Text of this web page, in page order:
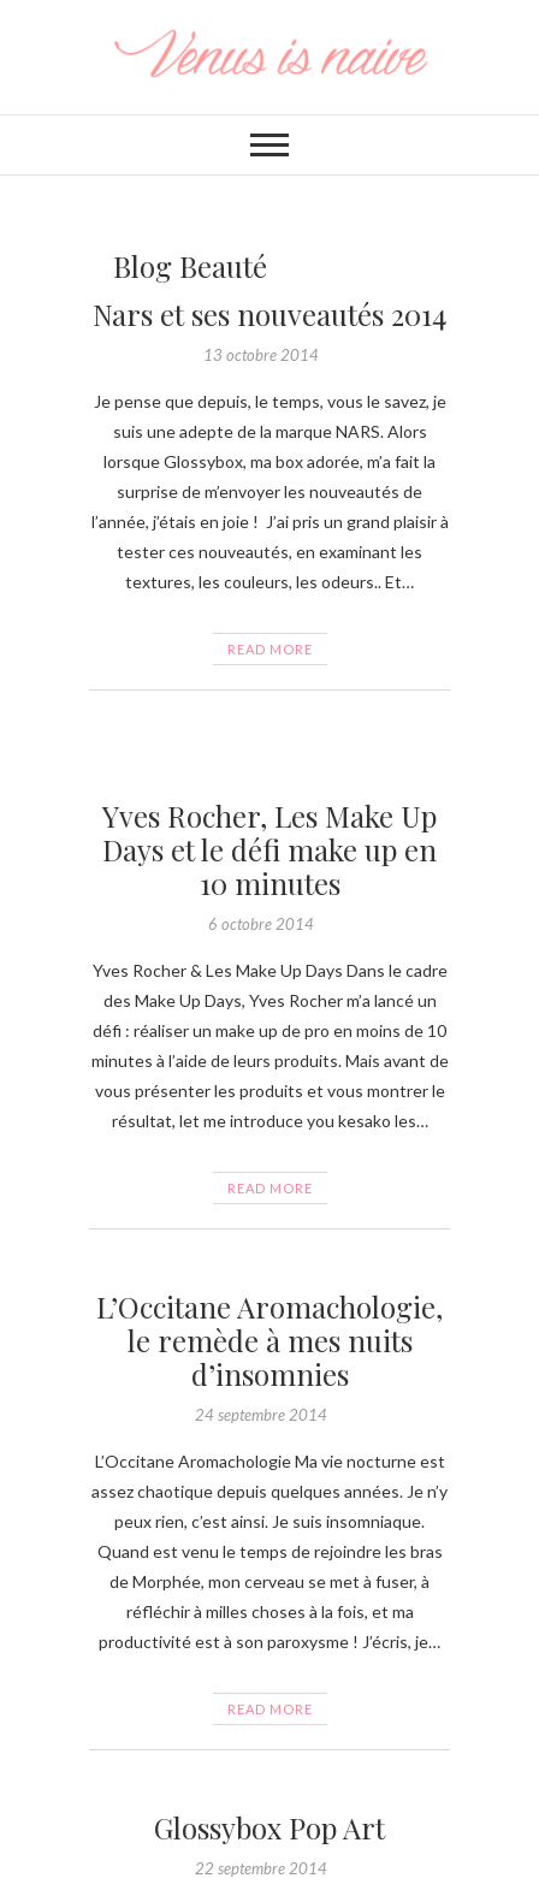
Blog Beauté
Nars et ses nouveautés 2014
13 octobre 2014
Je pense que depuis, le temps, vous le savez, je
suis une adepte de la marque NARS. Alors
lorsque Glossybox, ma box adorée, m’a fait la
surprise de m’envoyer les nouveautés de
l’année, j’étais en joie ! J’ai pris un grand plaisir à
tester ces nouveautés, en examinant les
textures, les couleurs, les odeurs.. Et…
READ MORE
Yves Rocher, Les Make Up
Days et le défi make up en
10 minutes
6 octobre 2014
Yves Rocher & Les Make Up Days Dans le cadre
des Make Up Days, Yves Rocher m’a lancé un
défi : réaliser un make up de pro en moins de 10
minutes à l’aide de leurs produits. Mais avant de
vous présenter les produits et vous montrer le
résultat, let me introduce you kesako les…
READ MORE
L’Occitane Aromachologie,
le remède à mes nuits
d’insomnies
24 septembre 2014
L’Occitane Aromachologie Ma vie nocturne est
assez chaotique depuis quelques années. Je n’y
peux rien, c’est ainsi. Je suis insomniaque.
Quand est venu le temps de rejoindre les bras
de Morphée, mon cerveau se met à fuser, à
réfléchir à milles choses à la fois, et ma
productivité est à son paroxysme ! J’écris, je…
READ MORE
Glossybox Pop Art
22 septembre 2014